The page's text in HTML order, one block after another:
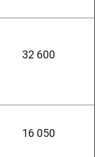
32 600
16 050